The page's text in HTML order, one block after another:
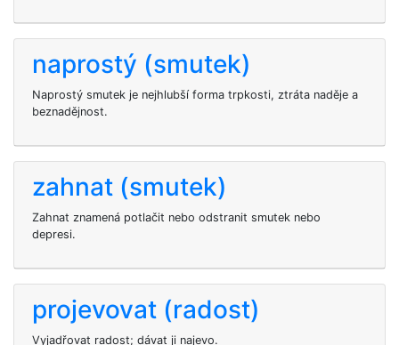
naprostý (smutek)
Naprostý smutek je nejhlubší forma trpkosti, ztráta naděje a
beznadějnost.
zahnat (smutek)
Zahnat znamená potlačit nebo odstranit smutek nebo
depresi.
projevovat (radost)
Vyjadřovat radost; dávat ji najevo.